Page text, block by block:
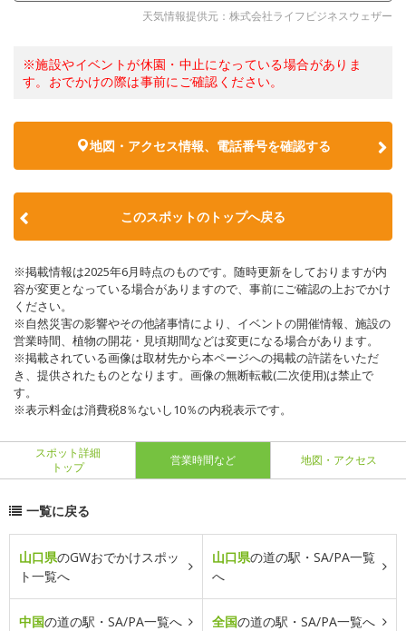
天気情報提供元：株式会社ライフビジネスウェザー
※施設やイベントが休園・中止になっている場合がありま
す。おでかけの際は事前にご確認ください。
地図・アクセス情報、電話番号を確認する
このスポットのトップへ戻る
※掲載情報は2025年6月時点のものです。随時更新をしておりますが内
容が変更となっている場合がありますので、事前にご確認の上おでかけ
ください。
※自然災害の影響やその他諸事情により、イベントの開催情報、施設の
営業時間、植物の開花・見頃期間などは変更になる場合があります。
※掲載されている画像は取材先から本ページへの掲載の許諾をいただ
き、提供されたものとなります。画像の無断転載(二次使用)は禁止で
す。
※表示料金は消費税8％ないし10％の内税表示です。
スポット詳細
トップ
営業時間など 地図・アクセス
一覧に戻る
山口県のGWおでかけスポッ
ト一覧へ
山口県の道の駅・SA/PA一覧
へ
中国の道の駅・SA/PA一覧へ 全国の道の駅・SA/PA一覧へ